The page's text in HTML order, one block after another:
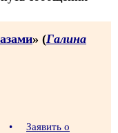
» (Галина
•
Заявить о